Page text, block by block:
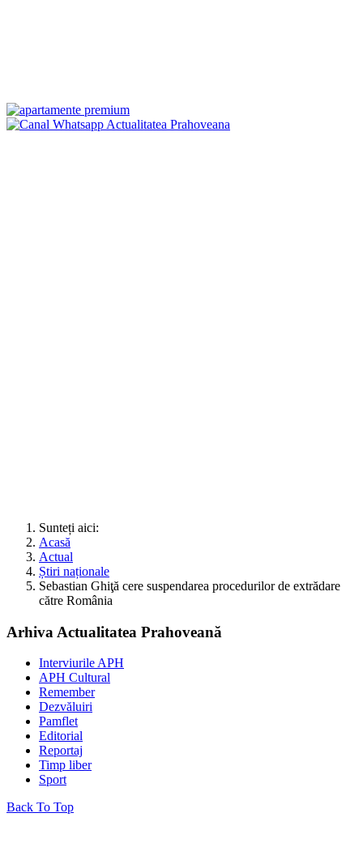
Sunteți aici:
Acasă
Actual
Știri naționale
Sebastian Ghiţă cere suspendarea procedurilor de extrădare
către România
Arhiva Actualitatea Prahoveană
Interviurile APH
APH Cultural
Remember
Dezvăluiri
Pamflet
Editorial
Reportaj
Timp liber
Sport
Back To Top